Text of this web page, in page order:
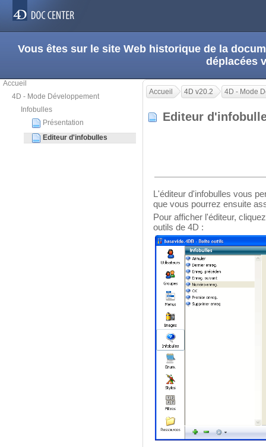
Vous êtes sur le site Web historique de la
déplacées
Accueil
4D - Mode Développement
Infobulles
Présentation
Editeur d'infobulles
Accueil 4D v20.2 4D - Mode
Editeur
L'éditeur d'infobulles vous
que vous pourrez ensuite
Pour afficher l'éditeur,
outils de 4D :